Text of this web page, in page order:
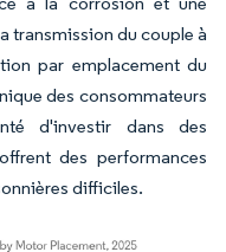
transmission du couple à
par emplacement du
des consommateurs
d'investir dans des
des performances
difficiles.